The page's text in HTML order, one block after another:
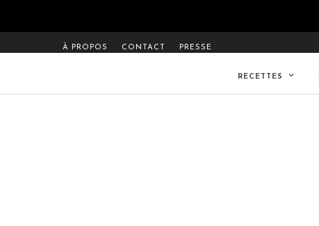
À PROPOS CONTACT PRESSE
RECETTES